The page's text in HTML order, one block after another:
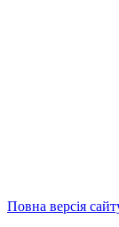
Повна версія